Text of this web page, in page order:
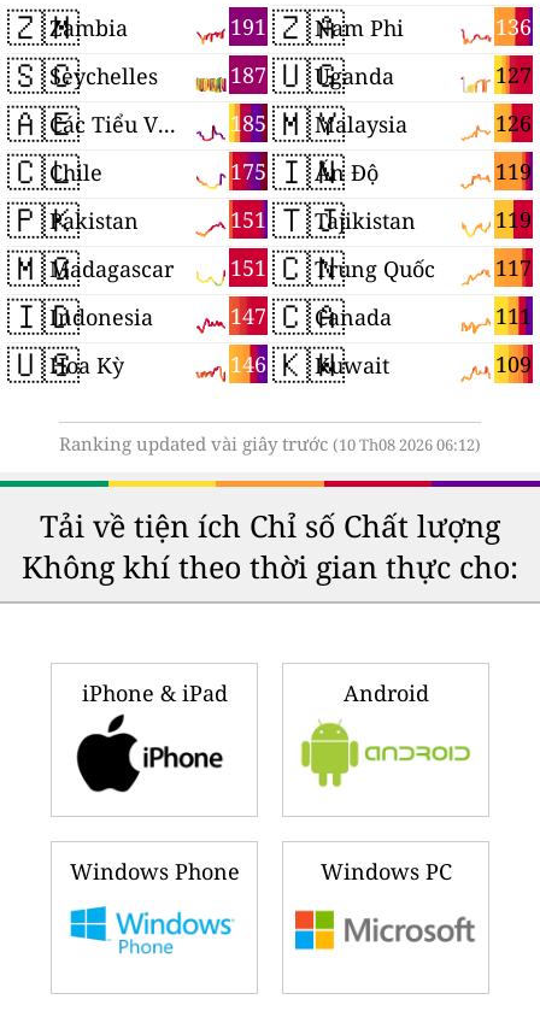
🇿🇲 191
Zambia
🇸🇨 187
Seychelles
🇦🇪 185
Các Tiểu Vương quốc Ả Rập Thống nhất
🇨🇱 175
Chile
🇵🇰 151
Pakistan
🇲🇬 151
Madagascar
🇮🇩 147
Indonesia
🇺🇸 146
Hoa Kỳ
🇿🇦 136
Nam Phi
🇺🇬 127
Uganda
🇲🇾 126
Malaysia
🇮🇳 119
Ấn Độ
🇹🇯 119
Tajikistan
🇨🇳 117
Trung Quốc
🇨🇦 111
Canada
🇰🇼 109
Kuwait
Ranking updated vài giây trước (10 Th08 2026 06:12)
Tải về tiện ích Chỉ số Chất lượng
Không khí theo thời gian thực cho:
iPhone & iPad Android
Windows Phone Windows PC